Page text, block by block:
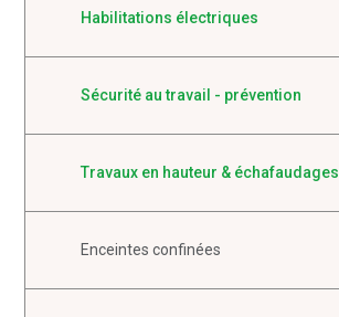
Habilitations électriques
Sécurité au travail - prévention
Travaux en hauteur & échafaudages
Enceintes confinées